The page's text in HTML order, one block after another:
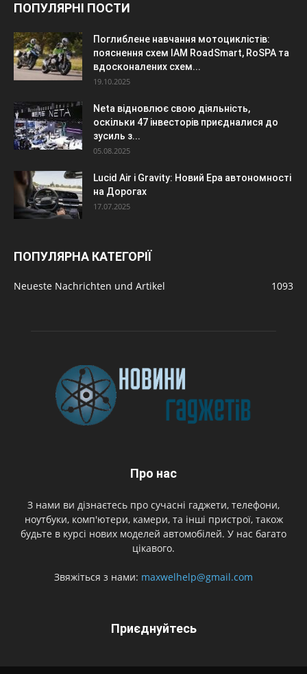
ПОПУЛЯРНІ ПОСТИ
Поглиблене навчання мотоциклістів:
пояснення схем IAM RoadSmart, RoSPA та
вдосконалених схем...
19.10.2025
Neta відновлює свою діяльність,
оскільки 47 інвесторів приєдналися до
зусиль з...
05.08.2025
Lucid Air і Gravity: Новий Ера автономності
на Дорогах
17.07.2025
ПОПУЛЯРНА КАТЕГОРІЇ
Neueste Nachrichten und Artikel 1093
Про нас
З нами ви дізнаєтесь про сучасні гаджети, телефони,
ноутбуки, комп'ютери, камери, та інші пристрої, також
будьте в курсі нових моделей автомобілей. У нас багато
цікавого.
Звяжіться з нами: maxwelhelp@gmail.com
Приєднуйтесь